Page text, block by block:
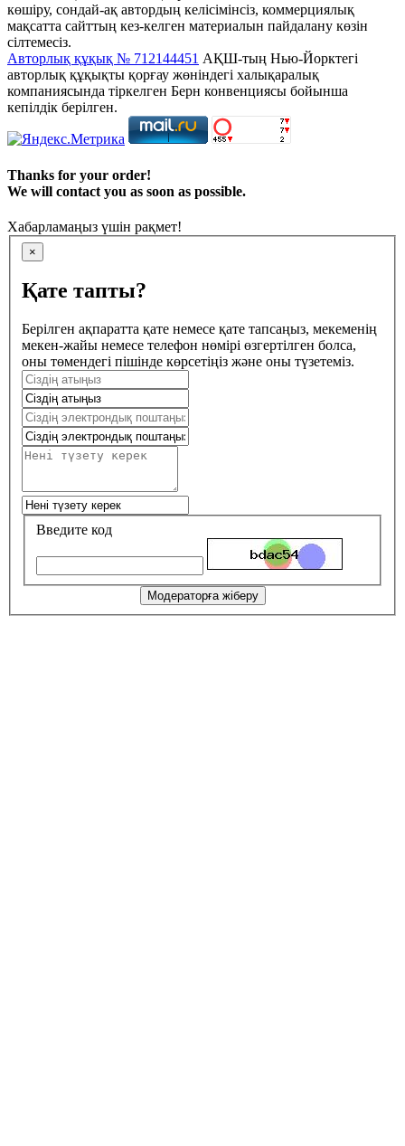
көшіру, сондай-ақ автордың келісімінсіз, коммерциялық
мақсатта сайттың кез-келген материалын пайдалану көзін
сілтемесіз.
Авторлық құқық № 712144451 АҚШ-тың Нью-Йорктегі
авторлық құқықты қорғау жөніндегі халықаралық
компаниясында тіркелген Берн конвенциясы бойынша
кепілдік берілген.
Thanks for your order!
We will contact you as soon as possible.
Хабарламаңыз үшін рақмет!
×
Қате тапты?
Берілген ақпаратта қате немесе қате тапсаңыз, мекеменің
мекен-жайы немесе телефон нөмірі өзгертілген болса,
оны төмендегі пішінде көрсетіңіз және оны түзетеміз.
Введите код
Модераторға жіберу